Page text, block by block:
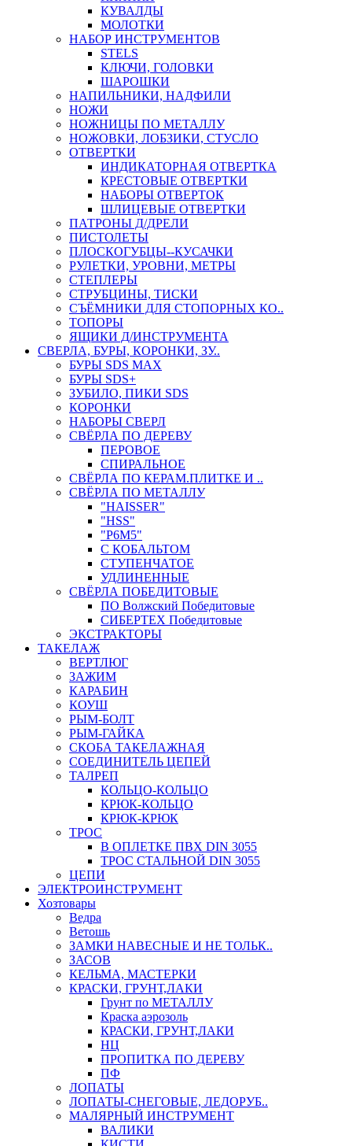
КУВАЛДЫ
МОЛОТКИ
НАБОР ИНСТРУМЕНТОВ
STELS
КЛЮЧИ, ГОЛОВКИ
ШАРОШКИ
НАПИЛЬНИКИ, НАДФИЛИ
НОЖИ
НОЖНИЦЫ ПО МЕТАЛЛУ
НОЖОВКИ, ЛОБЗИКИ, СТУСЛО
ОТВЕРТКИ
ИНДИКАТОРНАЯ ОТВЕРТКА
КРЕСТОВЫЕ ОТВЕРТКИ
НАБОРЫ ОТВЕРТОК
ШЛИЦЕВЫЕ ОТВЕРТКИ
ПАТРОНЫ Д/ДРЕЛИ
ПИСТОЛЕТЫ
ПЛОСКОГУБЦЫ--КУСАЧКИ
РУЛЕТКИ, УРОВНИ, МЕТРЫ
СТЕПЛЕРЫ
СТРУБЦИНЫ, ТИСКИ
СЪЁМНИКИ ДЛЯ СТОПОРНЫХ КО..
ТОПОРЫ
ЯЩИКИ Д/ИНСТРУМЕНТА
СВЕРЛА, БУРЫ, КОРОНКИ, ЗУ..
БУРЫ SDS MAX
БУРЫ SDS+
ЗУБИЛО, ПИКИ SDS
КОРОНКИ
НАБОРЫ СВЕРЛ
СВЁРЛА ПО ДЕРЕВУ
ПЕРОВОЕ
СПИРАЛЬНОЕ
СВЁРЛА ПО КЕРАМ.ПЛИТКЕ И ..
СВЁРЛА ПО МЕТАЛЛУ
"HAISSER"
"HSS"
"Р6М5"
С КОБАЛЬТОМ
СТУПЕНЧАТОЕ
УДЛИНЕННЫЕ
СВЁРЛА ПОБЕДИТОВЫЕ
ПО Волжский Победитовые
СИБЕРТЕХ Победитовые
ЭКСТРАКТОРЫ
ТАКЕЛАЖ
ВЕРТЛЮГ
ЗАЖИМ
КАРАБИН
КОУШ
РЫМ-БОЛТ
РЫМ-ГАЙКА
СКОБА ТАКЕЛАЖНАЯ
СОЕДИНИТЕЛЬ ЦЕПЕЙ
ТАЛРЕП
КОЛЬЦО-КОЛЬЦО
КРЮК-КОЛЬЦО
КРЮК-КРЮК
ТРОС
В ОПЛЕТКЕ ПВХ DIN 3055
ТРОС СТАЛЬНОЙ DIN 3055
ЦЕПИ
ЭЛЕКТРОИНСТРУМЕНТ
Хозтовары
Ведра
Ветошь
ЗАМКИ НАВЕСНЫЕ И НЕ ТОЛЬК..
ЗАСОВ
КЕЛЬМА, МАСТЕРКИ
КРАСКИ, ГРУНТ,ЛАКИ
Грунт по МЕТАЛЛУ
Краска аэрозоль
КРАСКИ, ГРУНТ,ЛАКИ
НЦ
ПРОПИТКА ПО ДЕРЕВУ
ПФ
ЛОПАТЫ
ЛОПАТЫ-СНЕГОВЫЕ, ЛЕДОРУБ..
МАЛЯРНЫЙ ИНСТРУМЕНТ
ВАЛИКИ